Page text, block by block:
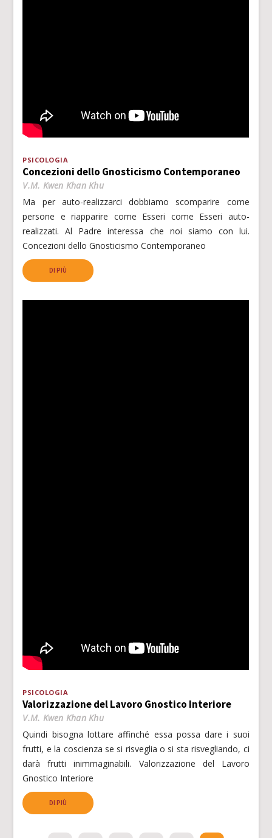
PSICOLOGIA
Concezioni dello Gnosticismo Contemporaneo
V.M. Kwen Khan Khu
Ma per auto-realizzarci dobbiamo scomparire come
persone e riapparire come Esseri come Esseri auto-
realizzati. Al Padre interessa che noi siamo con lui.
Concezioni dello Gnosticismo Contemporaneo
DI PIÙ
PSICOLOGIA
Valorizzazione del Lavoro Gnostico Interiore
V.M. Kwen Khan Khu
Quindi bisogna lottare affinché essa possa dare i suoi
frutti, e la coscienza se si risveglia o si sta risvegliando, ci
darà frutti inimmaginabili. Valorizzazione del Lavoro
Gnostico Interiore
DI PIÙ